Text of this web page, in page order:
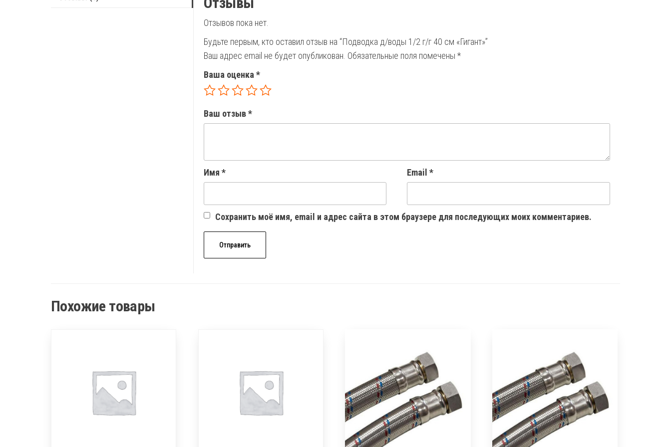
Отзывов пока нет.
Будьте первым, кто оставил отзыв на “Подводка д/воды 1/2 г/г 40 см «Гигант»”
Ваш адрес email не будет опубликован. Обязательные поля помечены *
Ваша оценка *
Ваш отзыв*
Имя * Email *
Сохранить моё имя, email и адрес сайта в этом браузере для последующих моих комментариев.
Похожие товары